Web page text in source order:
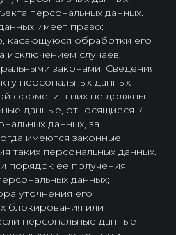
персональных данных.
имеет право:
касающуюся обработки его
исключением случаев,
законами. Сведения
персональных данных
форме, и в них не должны
данные, относящиеся к
данных, за
имеются законные
таких персональных данных.
порядок ее получения
данных;
уточнения его
блокирования или
персональные данные